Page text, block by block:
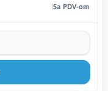
Sa PDV-om